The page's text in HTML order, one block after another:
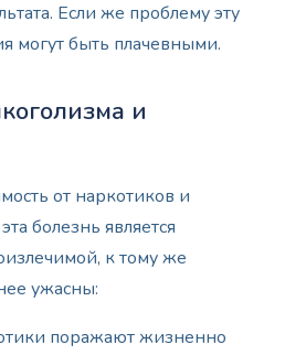
Если же проблему эту
могут быть плачевными.
и
от наркотиков и
болезнь является
к тому же
ужасны:
поражают жизненно